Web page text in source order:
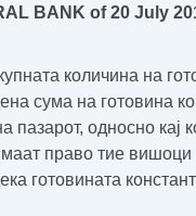
BANK of 20 July
количина на
сума на готовина
пазарот, односно кај
право тие вишоци
готовината